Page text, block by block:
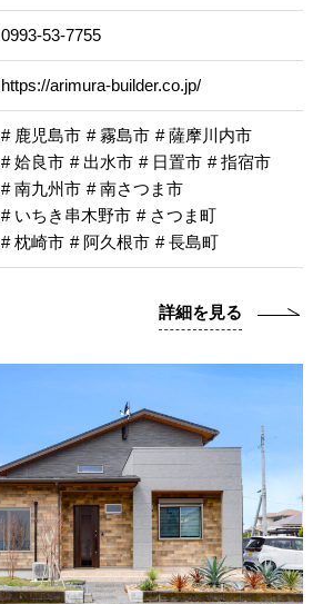
0993-53-7755
https://arimura-builder.co.jp/
# 鹿児島市 # 霧島市 # 薩摩川内市
# 姶良市 # 出水市 # 日置市 # 指宿市
# 南九州市 # 南さつま市
# いちき串木野市 # さつま町
# 枕崎市 # 阿久根市 # 長島町
詳細を見る